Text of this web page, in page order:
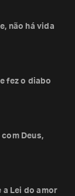
não há vida
fez o diabo
Deus,
a Lei do amor